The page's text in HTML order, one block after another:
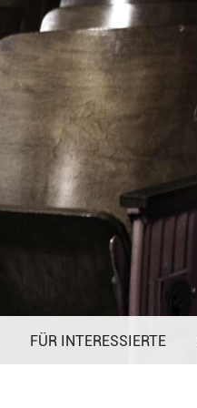
FÜR INTERESSIERTE